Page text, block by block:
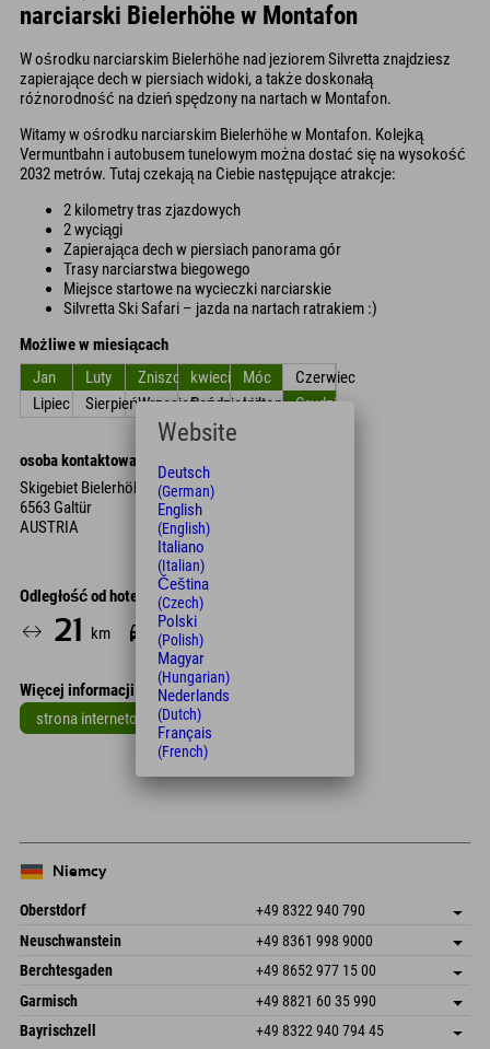
narciarski Bielerhöhe w Montafon
W ośrodku narciarskim Bielerhöhe nad jeziorem Silvretta znajdziesz
zapierające dech w piersiach widoki, a także doskonałą
różnorodność na dzień spędzony na nartach w Montafon.
Witamy w ośrodku narciarskim Bielerhöhe w Montafon. Kolejką
Vermuntbahn i autobusem tunelowym można dostać się na wysokość
2032 metrów. Tutaj czekają na Ciebie następujące atrakcje:
2 kilometry tras zjazdowych
2 wyciągi
Zapierająca dech w piersiach panorama gór
Trasy narciarstwa biegowego
Miejsce startowe na wycieczki narciarskie
Silvretta Ski Safari – jazda na nartach ratrakiem :)
Możliwe w miesiącach
Jan
Luty ZniszczyćkwiecieńMóc
Czerwiec
Lipiec
SierpieńWrzesieńPaździernikListopadGrudzień
osoba kontaktowa
Skigebiet Bielerhöhe Montafon
6563 Galtür
AUSTRIA
Odległość od hotelu
21 km 32
Więcej informacji
strona internetowa
Leaflet
Niemcy
Oberstdorf +49 8322 940 790
An der Breitach 3
87538 Fischen I. Allgäu
Niemcy
Zapisz adres
Informacje o przyjeździe
Książka
Neuschwanstein +49 8361 998 9000
An der Riese 45
87484 Nesselwang im Allgäu
Niemcy
Zapisz adres
Książka
Berchtesgaden +49 8652 977 15 00
Hofreitstr. 7
83471 Schönau am Königssee
Niemcy
Zapisz adres
Informacje o przyjeździe
Książka
Garmisch +49 8821 60 35 990
Frickenstraße 22
82490 Farchant
Zapisz adres
Bayrischzell +49 8322 940 794 45
Website
Deutsch
(German)
English
(English)
Italiano
(Italian)
Čeština
(Czech)
Polski
(Polish)
Magyar
(Hungarian)
Nederlands
(Dutch)
Français
(French)